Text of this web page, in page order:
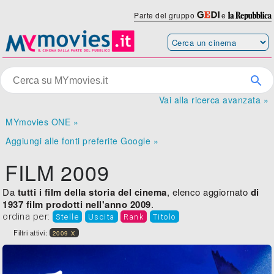
Parte del gruppo e
Vai alla ricerca avanzata »
MYmovies ONE »
Aggiungi alle fonti preferite Google »
FILM 2009
Da tutti i film della storia del cinema, elenco aggiornato di
1937 film prodotti nell'anno 2009.
ordina per: Stelle Uscita Rank Titolo
Filtri attivi: 2009 X